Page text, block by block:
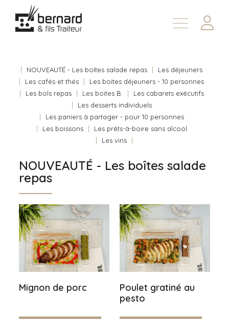
Demander une soumission
À propos
En
NOUVEAUTÉ - Les boîtes salade repas
Les déjeuners
Les cafés et thés
Les boites déjeuners - 10 personnes
Les bols repas
Les boites B.
Les cabarets exécutifs
Les desserts individuels
Les paniers à partager - pour 10 personnes
Les boissons
Les prêts-à-boire sans alcool
Les vins
NOUVEAUTÉ - Les boîtes salade
repas
Mignon de porc
Poulet gratiné au
pesto